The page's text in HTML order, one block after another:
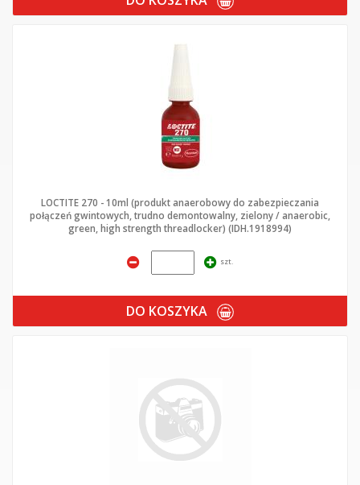
LOCTITE 270 - 10ml (produkt anaerobowy do zabezpieczania
połączeń gwintowych, trudno demontowalny, zielony / anaerobic,
green, high strength threadlocker) (IDH.1918994)
szt.
DO KOSZYKA